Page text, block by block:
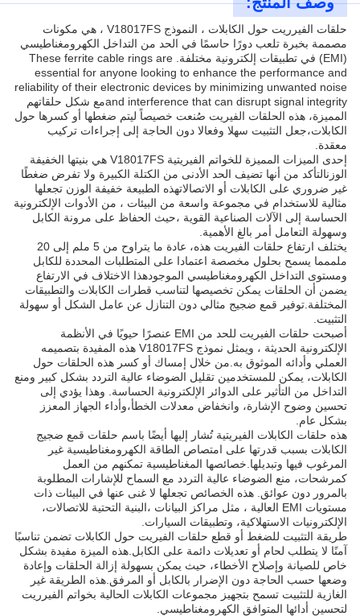
حلقات الفيرريت حول الكابلات ، النموذج V18017FS ، هي مكونات
مصممة بخبرة تلعب دورًا حاسمًا في الحد من التداخل الكهرومغناطيسي
(EMI) في تطبيقات إلكترونية مختلفة. These ferrite cable rings are
essential for anyone looking to enhance the performance and
reliability of their electronic devices by minimizing unwanted noise
and interference that can disrupt signal integrityمع شكل حلقاتهم
المميزة، هذه الحلقات الفيريت صُنعت خصيصاً ليتم ضغطها أو كسرها حول
الكابلات،جعل التثبيت سهلا وفعالا دون الحاجة إلى إجراءات تركيب
معقدة.
إحدى الميزات المميزة للخواتم الفيريتية V18017FS هي بنيتها الخفيفة
الوزنالتأكد من أنها تضيف الحد الأدنى من الكتلة الكبيرة ولا تفرض ضغطًا
غير ضروري على الكابلات أو الاتصالاتهذه الطبيعة خفيفة الوزن تجعلها
مثالية للاستخدام في مجموعة واسعة من البيئات ، من الأدوات الإلكترونية
الحساسة إلى الآلات الصناعية القوية ،حيث الحفاظ على مرونة الكابل
وسهولة التعامل أمر بالغ الأهمية.
يختلف ارتفاع حلقات الفيريت هذه، عادة ما يتراوح من 5 ملم إلى 20
ملممما يسمح بحلول مخصصة اعتمادا على المتطلبات المحددة للكابل
ومستوى التداخل الكهرومغناطيسي الموجودهذا الاختلاف في الارتفاع
يضمن أن الحلقات يمكن تخصيصها لتناسب قطرات الكابلات والتطبيقات
المختلفة.توفير قمع ضجيج مثالي دون التنازل عن عامل الشكل أو سهولة
التثبيت.
أصبحت حلقات الفيريت للحد من EMI عنصرًا حيويًا في الأنظمة
الإلكترونية الحديثة ، ويمثل نموذج V18017FS هذه المفيدة بتصميمه
العملي وأدائه الموثوق به.من خلال إمساك أو كسر هذه الحلقات حول
الكابلات، يمكن للمستخدمين تقليل الضوضاء عالية التردد بشكل كبير ومنع
التداخل من التأثير على الدوائر الإلكترونية الحساسة. وهذا يؤدي إلى
تحسين وضوح الإشارة، وانخفاض معدلات الخطأ،وأداء الجهاز المعزز
بشكل عام.
هذه حلقات الكابلات الفيريتية تُشار إليها أيضًا باسم حلقات قمع ضجيج
الكابلات بسبب قدرتها على امتصاص الطاقة الكهرومغناطيسية غير
المرغوب فيها وتبديلها.خصائصها المغناطيسية تمكنهم من العمل
كمرشحات، منع الضوضاء عالية التردد مع السماح للإشارات المطلوبة
بالمرور دون عوائق. هذه الخصائص تجعلها لا غنى عنها في البيئات ذات
مستويات EMI العالية ، مثل مراكز البيانات ،البنية التحتية للاتصالات،
الإلكترونيات الاستهلاكية، وتطبيقات السيارات.
طريقة التثبيت للضغط أو قطع حلقات الفيريت حول الكابلات تضمن تناسبًا
آمنًا لا يتطلب لحام أو تعديلات دائمة على الكابل.هذه الميزة مفيدة بشكل
خاص للصيانة وإصلاح الأخطاء، حيث يمكن بسهولة إزالة الحلقات وإعادة
وضعها حسب الحاجة دون الإضرار بالكابل أو المرفق.هذه الطريقة غير
الغازية للتثبيت تسمح بتجهيز مجموعات الكابلات الحالية بخواتم الفيرريت
لتحسين أدائها المتوافق الكهرومغناطيسي.